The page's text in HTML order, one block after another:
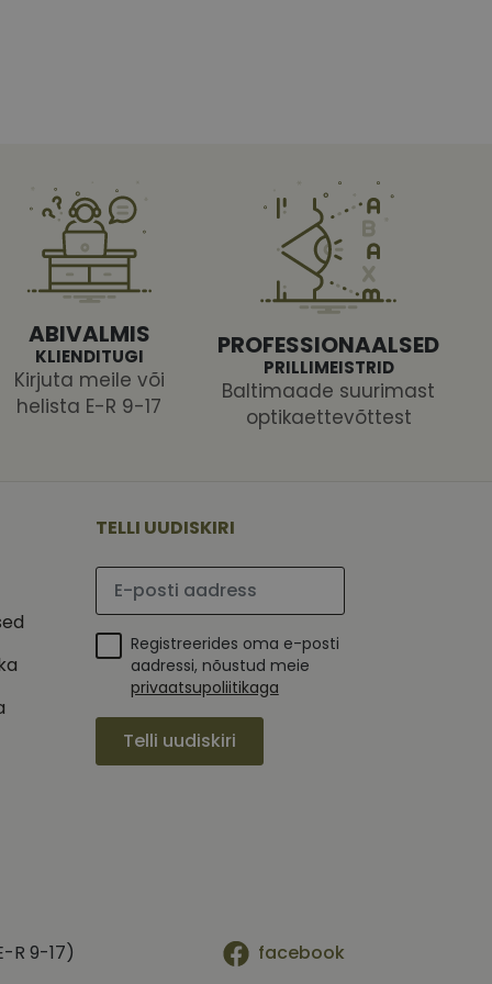
ABIVALMIS
KLIENDITUGI
Kirjuta meile või
helista E-R 9-17
PROFESSIONAALSED
PRILLIMEISTRID
Baltimaade suurimast
optikaettevõttest
TELLI UUDISKIRI
Palun sisesta e-posti aadress
Registreerides oma e-posti
aadressi, nõustud meie
privaatsupoliitikaga
Telli uudiskiri
R 9-17) facebook
küpsiste
selleks, et Cookie-
See on
eest
kasutajate
genereeritud
andmete
aadressi
teha kindlaks,
näiteks reaalajas